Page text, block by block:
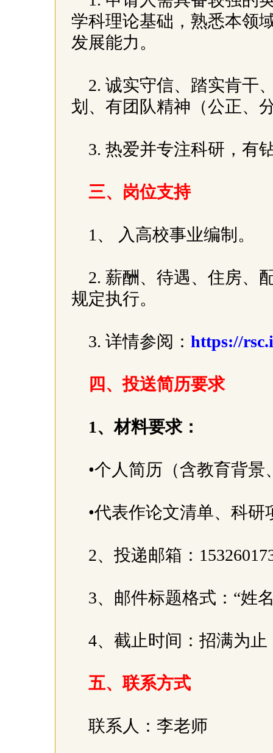
学科理论基础，熟悉本领
发展能力。
2. 诚实守信、踏实肯干
划、有团队精神（公正、
3. 热爱并专注科研，有
三、岗位支持
1、 入高校事业编制。
2. 薪酬、待遇、住房、
规定执行。
3. 详情参阅： https://
四、投送简历要求
1、材料要求：
•个人简历（含教育背
•代表作论文清单、科
2、投递邮箱：
3、邮件标题格式：“姓
4、截止时间：招满为
五、联系方式
联系人：李老师